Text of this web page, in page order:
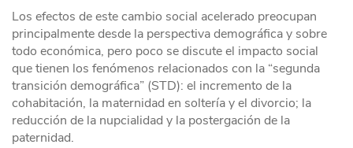
Los efectos de este cambio social acelerado preocupan
principalmente desde la perspectiva demográfica y sobre
todo económica, pero poco se discute el impacto social
que tienen los fenómenos relacionados con la “segunda
transición demográfica” (STD): el incremento de la
cohabitación, la maternidad en soltería y el divorcio; la
reducción de la nupcialidad y la postergación de la
paternidad.